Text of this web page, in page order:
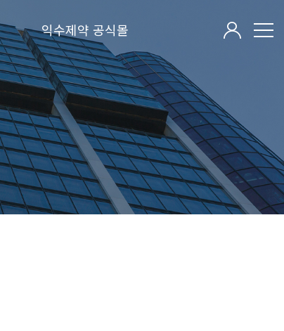
익수제약 공식몰